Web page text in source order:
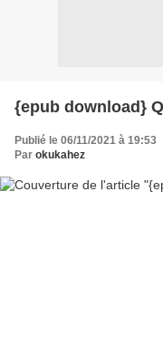
{epub download}
Publié le 06/11/2021 à 19:53
Par okukahez